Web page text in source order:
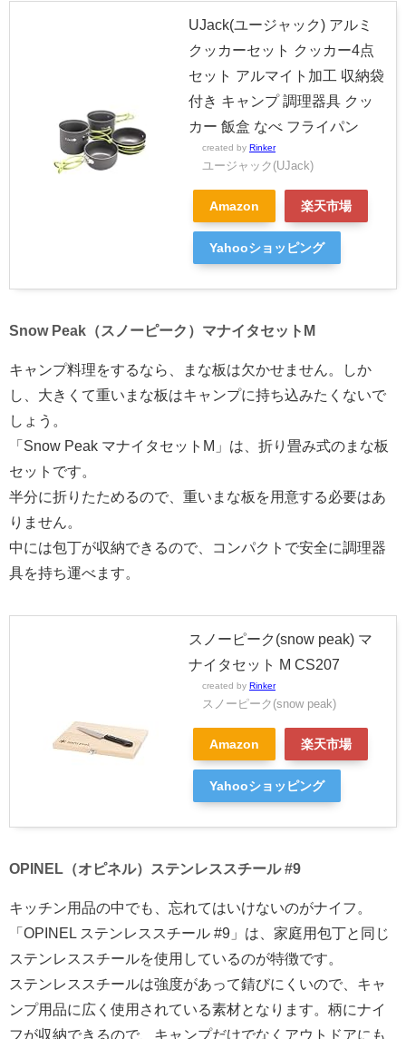
UJack(ユージャック) アルミ
クッカーセット クッカー4点
セット アルマイト加工 収納袋
付き キャンプ 調理器具 クッ
カー 飯盒 なべ フライパン
created by Rinker
ユージャック(UJack)
Amazon 楽天市場
Yahooショッピング
Snow Peak（スノーピーク）マナイタセットM
キャンプ料理をするなら、まな板は欠かせません。しか
し、大きくて重いまな板はキャンプに持ち込みたくないで
しょう。
「Snow Peak マナイタセットM」は、折り畳み式のまな板
セットです。
半分に折りたためるので、重いまな板を用意する必要はあ
りません。
中には包丁が収納できるので、コンパクトで安全に調理器
具を持ち運べます。
スノーピーク(snow peak) マ
ナイタセット M CS207
created by Rinker
スノーピーク(snow peak)
Amazon 楽天市場
Yahooショッピング
OPINEL（オピネル）ステンレススチール #9
キッチン用品の中でも、忘れてはいけないのがナイフ。
「OPINEL ステンレススチール #9」は、家庭用包丁と同じ
ステンレススチールを使用しているのが特徴です。
ステンレススチールは強度があって錆びにくいので、キャ
ンプ用品に広く使用されている素材となります。柄にナイ
フが収納できるので、キャンプだけでなくアウトドアにも